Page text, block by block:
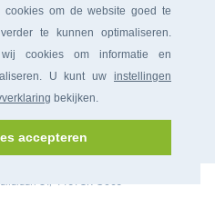
cookies om de website goed te
te kunnen optimaliseren.
wij cookies om informatie en
U kunt uw instellingen
bekijken.
accepteren
81, 4461 SR Goes